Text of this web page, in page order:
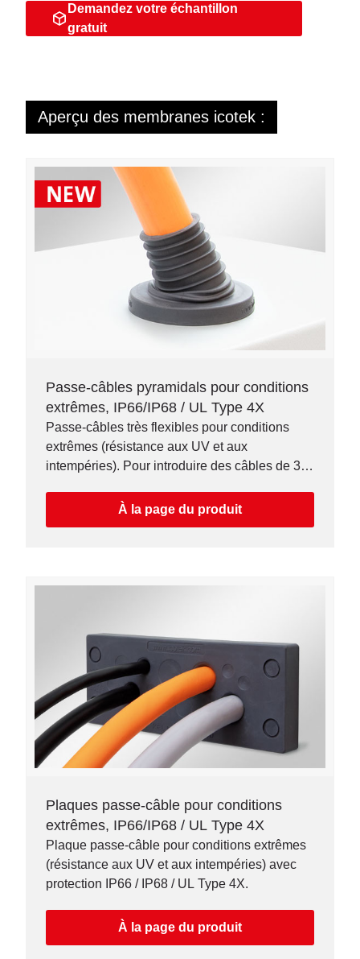
Demandez votre échantillon
gratuit
Aperçu des membranes icotek :
Passe-câbles pyramidals pour conditions
extrêmes, IP66/IP68 / UL Type 4X
Passe-câbles très flexibles pour conditions
extrêmes (résistance aux UV et aux
intempéries). Pour introduire des câbles de 3 à
À la page du produit
Plaques passe-câble pour conditions
extrêmes, IP66/IP68 / UL Type 4X
Plaque passe-câble pour conditions extrêmes
(résistance aux UV et aux intempéries) avec
protection IP66 / IP68 / UL Type 4X.
À la page du produit